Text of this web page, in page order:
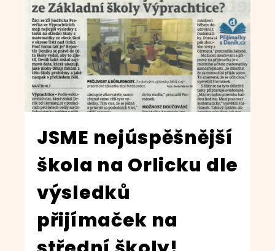
JSME nejúspěšnější
škola na Orlicku dle
výsledků
přijímaček na